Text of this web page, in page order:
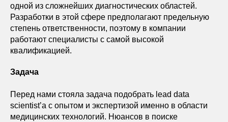
одной из сложнейших диагностических областей.
Разработки в этой сфере предполагают предельную
степень ответственности, поэтому в компании
работают специалисты с самой высокой
квалификацией.
Задача
Перед нами стояла задача подобрать lead data
scientist’а с опытом и экспертизой именно в области
медицинских технологий. Нюансов в поиске